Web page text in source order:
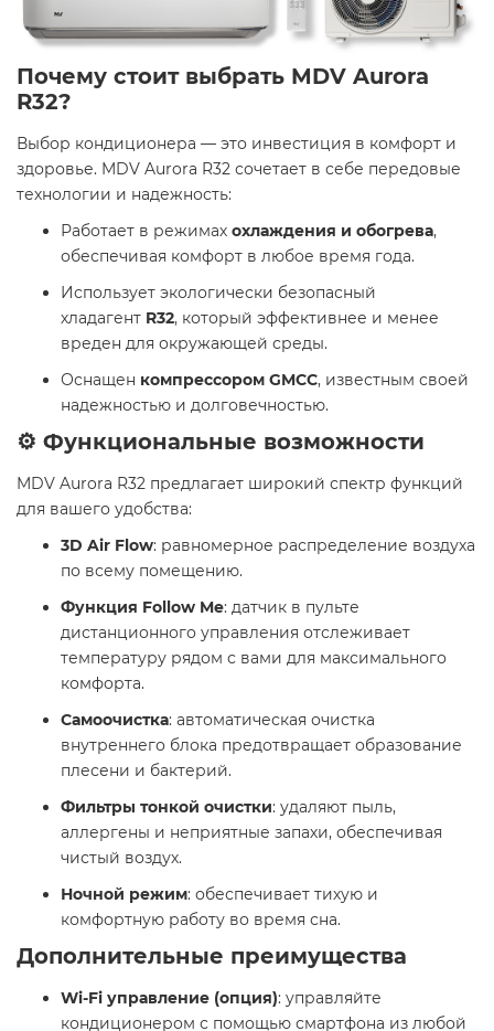
Почему стоит выбрать MDV Aurora
R32?
Выбор кондиционера — это инвестиция в комфорт и
здоровье. MDV Aurora R32 сочетает в себе передовые
технологии и надежность:​
Работает в режимах охлаждения и обогрева,
обеспечивая комфорт в любое время года.
Использует экологически безопасный
хладагент R32, который эффективнее и менее
вреден для окружающей среды.
Оснащен компрессором GMCC, известным своей
надежностью и долговечностью.​
⚙️ Функциональные возможности
MDV Aurora R32 предлагает широкий спектр функций
для вашего удобства:​
3D Air Flow: равномерное распределение воздуха
по всему помещению.
Функция Follow Me: датчик в пульте
дистанционного управления отслеживает
температуру рядом с вами для максимального
комфорта.
Самоочистка: автоматическая очистка
внутреннего блока предотвращает образование
плесени и бактерий.
Фильтры тонкой очистки: удаляют пыль,
аллергены и неприятные запахи, обеспечивая
чистый воздух.
Ночной режим: обеспечивает тихую и
комфортную работу во время сна.​
Дополнительные преимущества
Wi-Fi управление (опция): управляйте
кондиционером с помощью смартфона из любой